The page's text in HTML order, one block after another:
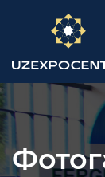
menu